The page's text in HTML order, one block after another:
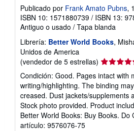
Publicado por Frank Amato Pubns,
ISBN 10: 1571880739 / ISBN 13:
Antiguo o usado / Tapa blanda
Librería: Better World Books,
Unidos de America
(vendedor de 5 estrellas)
del
vendedor:
5
de
5
estrellas
Condición: Good. Pages intact with
writing/highlighting. The binding
creased. Dust jackets/supplements
Stock photo provided. Product
Better World Books: Buy Books. Do
artículo: 9576076-75